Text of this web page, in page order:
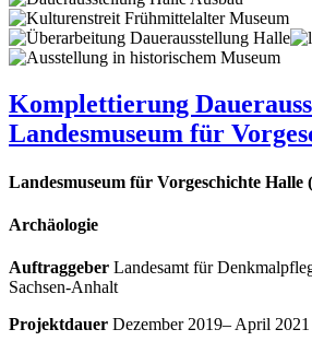
Komplettierung
Landesmuseum für
Landesmuseum für Vorgeschichte Halle
Archäologie
Auftraggeber Landesamt für
Sachsen-Anhalt
Projektdauer Dezember 2019– April 2021